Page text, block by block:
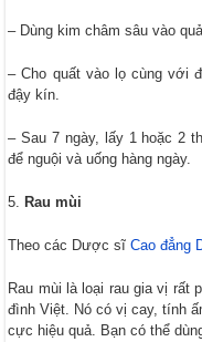
– Dùng kim châm sâu vào
– Cho quất vào lọ cùng với
đậy kín.
– Sau 7 ngày, lấy 1 hoặc 2
để nguội và uống hàng ngày.
Rau mùi
Theo các Dược sĩCao đẳng
Rau mùi là loại rau gia vị rất
đình Việt. Nó có vị cay, tính
cực hiệu quả. Bạn có thể